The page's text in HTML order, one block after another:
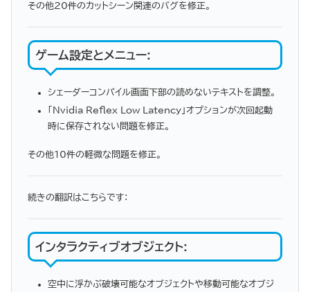
その他20件のカットシーン関連のバグを修正。
ゲーム設定とメニュー:
シェーダーコンパイル画面下部の読めないテキストを調整。
「Nvidia Reflex Low Latency」オプションが次回起動
時に保存されない問題を修正。
その他10件の軽微な問題を修正。
続きの翻訳はこちらです：
インタラクティブオブジェクト:
空中に浮かぶ破壊可能なオブジェクトや移動可能なオブジ